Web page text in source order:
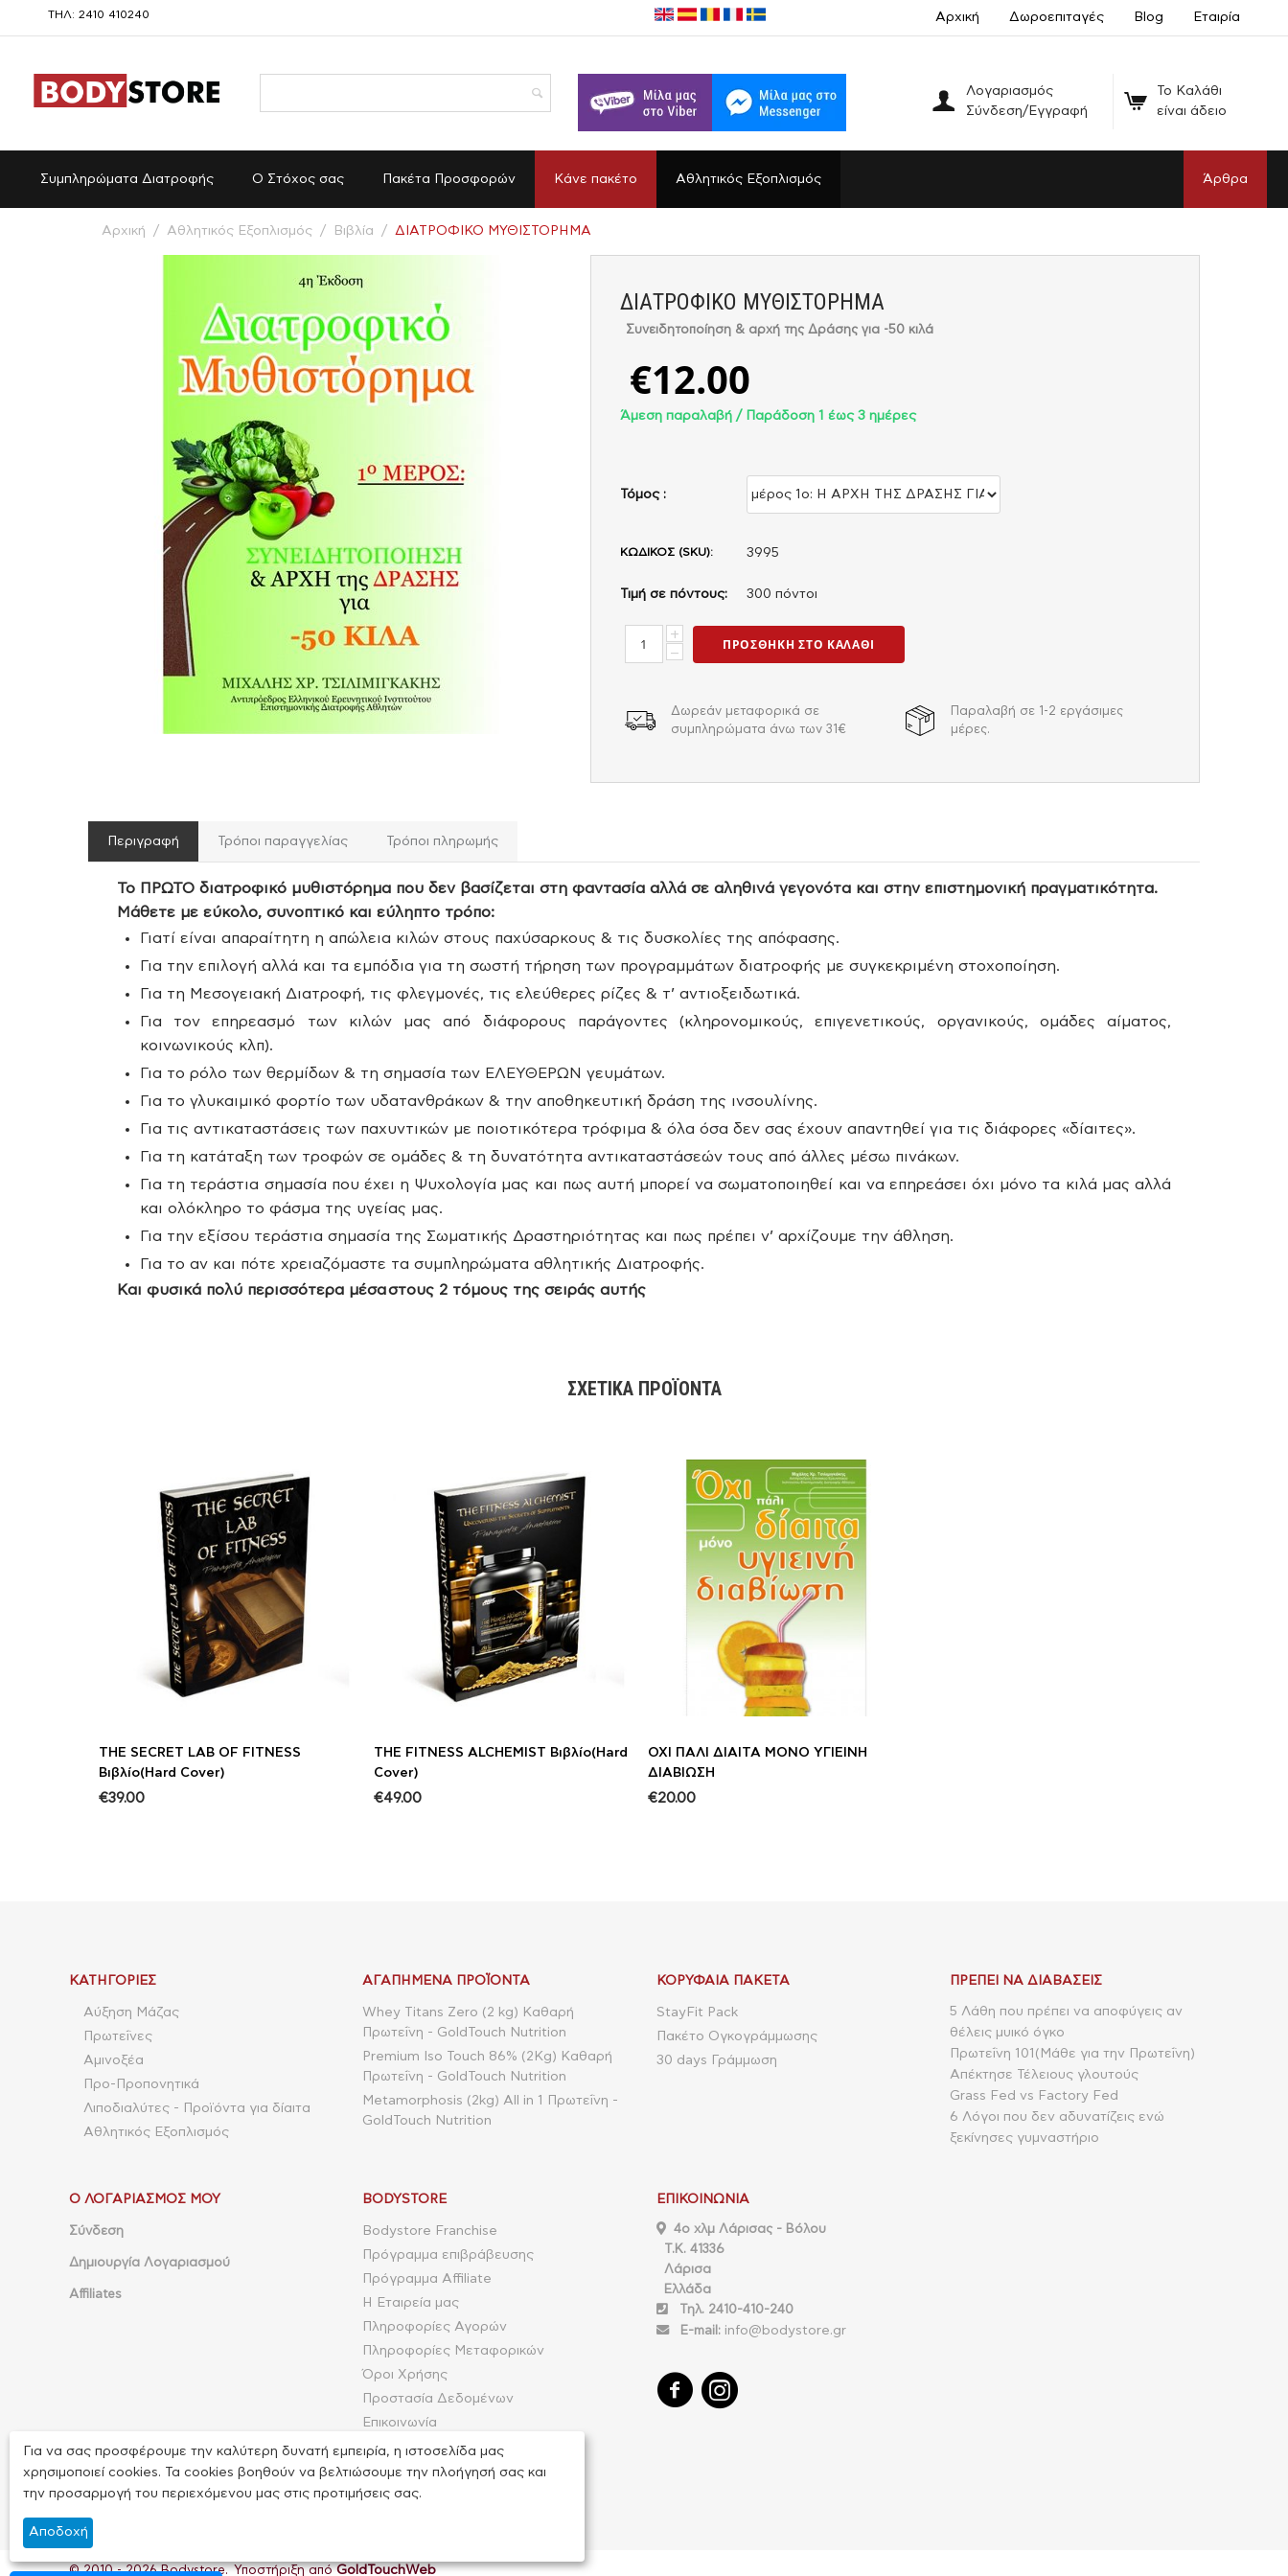
ΤΗΛ: 2410 410240 Αρχική Δωροεπιταγές Blog Εταιρία
Λογαριασμός
Σύνδεση/Εγγραφή
Το Καλάθι
είναι άδειο
Συμπληρώματα Διατροφής Ο Στόχος σας Πακέτα Προσφορών Κάνε πακέτο Αθλητικός Εξοπλισμός Άρθρα
Αρχική / Αθλητικός Εξοπλισμός / Βιβλία / ΔΙΑΤΡΟΦΙΚΟ ΜΥΘΙΣΤΟΡΗΜΑ
ΔΙΑΤΡΟΦΙΚΟ ΜΥΘΙΣΤΟΡΗΜΑ
Συνειδητοποίηση & αρχή της Δράσης για -50 κιλά
€12.00
Άμεση παραλαβή / Παράδoση 1 έως 3 ημέρες
Τόμος :
ΚΩΔΙΚΟΣ (SKU): 3995
Τιμή σε πόντους: 300 πόντοι
+
−
ΠΡΟΣΘΉΚΗ ΣΤΟ ΚΑΛΆΘΙ
Δωρεάν μεταφορικά σε
συμπληρώματα άνω των 31€
Παραλαβή σε 1-2 εργάσιμες
μέρες.
Περιγραφή Τρόποι παραγγελίας Τρόποι πληρωμής
Το ΠΡΩΤΟ διατροφικό μυθιστόρημα που δεν βασίζεται στη φαντασία αλλά σε αληθινά γεγονότα και στην επιστημονική πραγματικότητα.
Μάθετε με εύκολο, συνοπτικό και εύληπτο τρόπο:
Γιατί είναι απαραίτητη η απώλεια κιλών στους παχύσαρκους & τις δυσκολίες της απόφασης.
Για την επιλογή αλλά και τα εμπόδια για τη σωστή τήρηση των προγραμμάτων διατροφής με συγκεκριμένη στοχοποίηση.
Για τη Μεσογειακή Διατροφή, τις φλεγμονές, τις ελεύθερες ρίζες & τ’ αντιοξειδωτικά.
Για τον επηρεασμό των κιλών μας από διάφορους παράγοντες (κληρονομικούς, επιγενετικούς, οργανικούς, ομάδες αίματος,
κοινωνικούς κλπ).
Για το ρόλο των θερμίδων & τη σημασία των ΕΛΕΥΘΕΡΩΝ γευμάτων.
Για το γλυκαιμικό φορτίο των υδατανθράκων & την αποθηκευτική δράση της ινσουλίνης.
Για τις αντικαταστάσεις των παχυντικών με ποιοτικότερα τρόφιμα & όλα όσα δεν σας έχουν απαντηθεί για τις διάφορες «δίαιτες».
Για τη κατάταξη των τροφών σε ομάδες & τη δυνατότητα αντικαταστάσεών τους από άλλες μέσω πινάκων.
Για τη τεράστια σημασία που έχει η Ψυχολογία μας και πως αυτή μπορεί να σωματοποιηθεί και να επηρεάσει όχι μόνο τα κιλά μας αλλά
και ολόκληρο το φάσμα της υγείας μας.
Για την εξίσου τεράστια σημασία της Σωματικής Δραστηριότητας και πως πρέπει ν’ αρχίζουμε την άθληση.
Για το αν και πότε χρειαζόμαστε τα συμπληρώματα αθλητικής Διατροφής.
Και φυσικά πολύ περισσότερα μέσα στους 2 τόμους της σειράς αυτής
ΣΧΕΤΙΚΆ ΠΡΟΪΌΝΤΑ
THE SECRET LAB OF FITNESS
Bιβλίο(Hard Cover)
€39.00
THE FITNESS ALCHEMIST Βιβλίο(Hard
Cover)
€49.00
ΟΧΙ ΠΑΛΙ ΔΙΑΙΤΑ ΜΟΝΟ ΥΓΙΕΙΝΗ
ΔΙΑΒΙΩΣΗ
€20.00
ΚΑΤΗΓΟΡΊΕΣ
Αύξηση Μάζας
Πρωτεΐνες
Αμινοξέα
Προ-Προπονητικά
Λιποδιαλύτες - Προϊόντα για δίαιτα
Αθλητικός Εξοπλισμός
ΑΓΑΠΗΜΈΝΑ ΠΡΟΪΌΝΤΑ
Whey Titans Zero (2 kg) Καθαρή
Πρωτεΐνη - GoldTouch Nutrition
Premium Iso Touch 86% (2Kg) Καθαρή
Πρωτεΐνη - GoldTouch Nutrition
Metamorphosis (2kg) All in 1 Πρωτεΐνη -
GoldTouch Nutrition
ΚΟΡΥΦΑΊΑ ΠΑΚΈΤΑ
StayFit Pack
Πακέτο Ογκογράμμωσης
30 days Γράμμωση
ΠΡΈΠΕΙ ΝΑ ΔΙΑΒΆΣΕΙΣ
5 Λάθη που πρέπει να αποφύγεις αν
θέλεις μυικό όγκο
Πρωτεΐνη 101(Μάθε για την Πρωτεΐνη)
Απέκτησε Τέλειους γλουτούς
Grass Fed vs Factory Fed
6 Λόγοι που δεν αδυνατίζεις ενώ
ξεκίνησες γυμναστήριο
Ο ΛΟΓΑΡΙΑΣΜΌΣ ΜΟΥ
Σύνδεση
Δημιουργία Λογαριασμού
Affiliates
BODYSTORE
Bodystore Franchise
Πρόγραμμα επιβράβευσης
Πρόγραμμα Affiliate
Η Εταιρεία μας
Πληροφορίες Αγορών
Πληροφορίες Μεταφορικών
Όροι Χρήσης
Προστασία Δεδομένων
Επικοινωνία
Φόρμα επιστροφής παραγγελίας
Site Map
ΕΠΙΚΟΙΝΩΝΊΑ
4o χλμ Λάρισας - Βόλου
Τ.Κ. 41336
Λάρισα
Ελλάδα
Τηλ. 2410-410-240
E-mail: info@bodystore.gr
© 2010 - 2026 Bodystore. Υποστήριξη απόGoldTouchWeb
Για να σας προσφέρουμε την καλύτερη δυνατή εμπειρία, η ιστοσελίδα μας
χρησιμοποιεί cookies. Τα cookies βοηθούν να βελτιώσουμε την πλοήγησή σας και
την προσαρμογή του περιεχόμενου μας στις προτιμήσεις σας.
Αποδοχή